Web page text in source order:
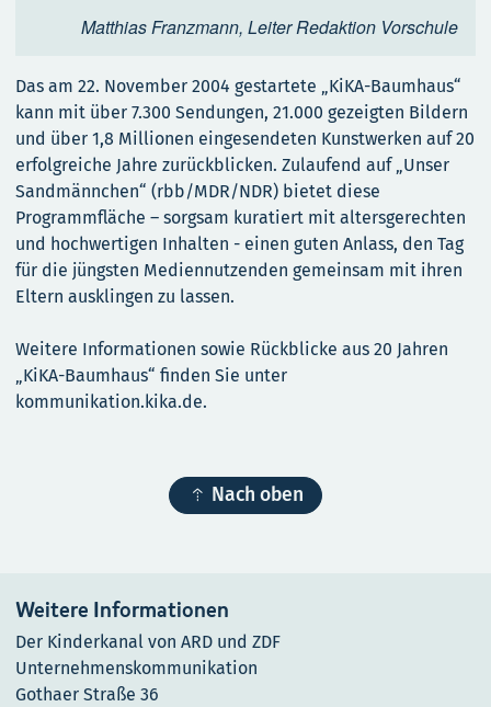
Matthias Franzmann, Leiter Redaktion Vorschule
Das am 22. November 2004 gestartete „KiKA-Baumhaus“
kann mit über 7.300 Sendungen, 21.000 gezeigten Bildern
und über 1,8 Millionen eingesendeten Kunstwerken auf 20
erfolgreiche Jahre zurückblicken. Zulaufend auf „Unser
Sandmännchen“ (rbb/MDR/NDR) bietet diese
Programmfläche – sorgsam kuratiert mit altersgerechten
und hochwertigen Inhalten - einen guten Anlass, den Tag
für die jüngsten Mediennutzenden gemeinsam mit ihren
Eltern ausklingen zu lassen.
Weitere Informationen sowie Rückblicke aus 20 Jahren
„KiKA-Baumhaus“ finden Sie unter
kommunikation.kika.de.
 Nach oben
Weitere Informationen
Der Kinderkanal von ARD und ZDF
Unternehmenskommunikation
Gothaer Straße 36